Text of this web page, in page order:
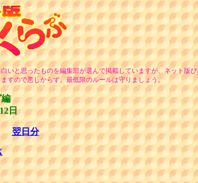
と思ったものを編集部が選んで掲載していますが、ネット版
すので悪しからず。最低限のルールは守りましょう。
日
翌日分